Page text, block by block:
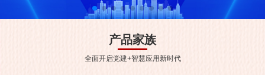
产品家族
全面开启党建+智慧应用新时代